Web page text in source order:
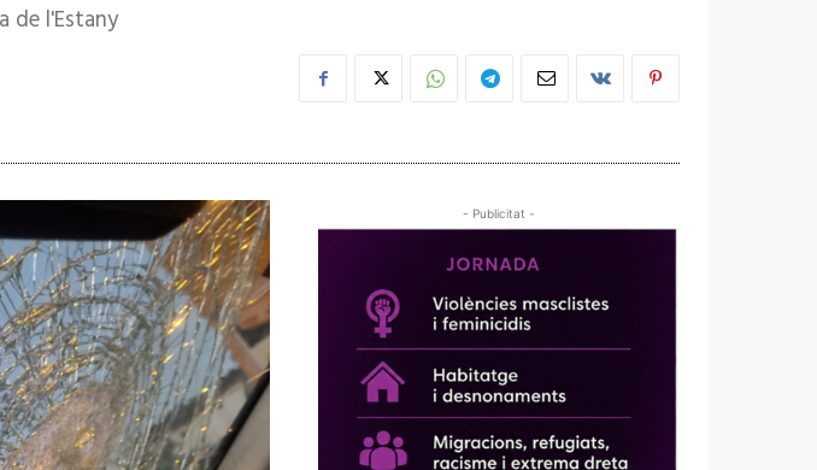
de l'Estany
- Publicitat -